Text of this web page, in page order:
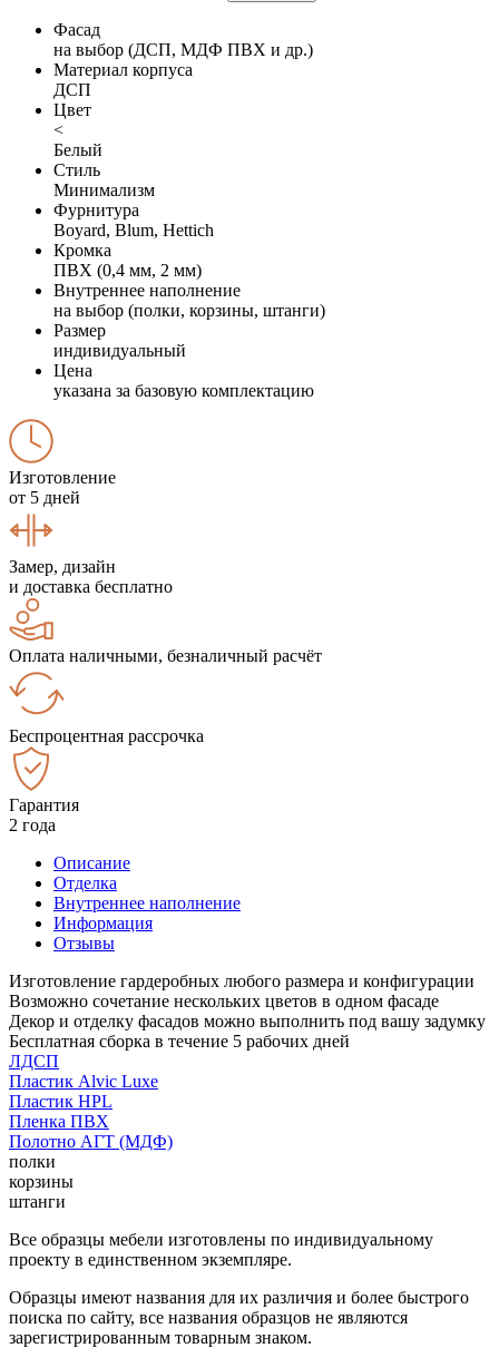
Фасад
на выбор (ДСП, МДФ ПВХ и др.)
Материал корпуса
ДСП
Цвет
<
Белый
Стиль
Минимализм
Фурнитура
Boyard, Blum, Hettich
Кромка
ПВХ (0,4 мм, 2 мм)
Внутреннее наполнение
на выбор (полки, корзины, штанги)
Размер
индивидуальный
Цена
указана за базовую комплектацию
Изготовление
от 5 дней
Замер, дизайн
и доставка бесплатно
Оплата наличными, безналичный расчёт
Беспроцентная рассрочка
Гарантия
2 года
Описание
Отделка
Внутреннее наполнение
Информация
Отзывы
Изготовление гардеробных любого размера и конфигурации
Возможно сочетание нескольких цветов в одном фасаде
Декор и отделку фасадов можно выполнить под вашу задумку
Бесплатная сборка в течение 5 рабочих дней
ЛДСП
Пластик Alvic Luxe
Пластик HPL
Пленка ПВХ
Полотно АГТ (МДФ)
полки
корзины
штанги
Все образцы мебели изготовлены по индивидуальному
проекту в единственном экземпляре.
Образцы имеют названия для их различия и более быстрого
поиска по сайту, все названия образцов не являются
зарегистрированным товарным знаком.